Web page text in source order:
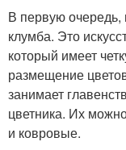
В первую очередь,
клумба. Это
который имеет
размещение
занимает
цветника. Их
и ковровые.